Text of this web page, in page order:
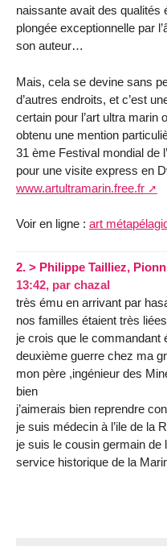
naissante avait des qualités
plongée exceptionnelle par
son auteur…
Mais, cela se devine sans
d’autres endroits, et c’est
certain pour l’art ultra marin
obtenu une mention
31 ème Festival mondial de
pour une visite express en
www.artultramarin.free.fr
Voir en ligne : art
2. > Philippe Tailliez,
13:42, par chazal
très ému en arrivant par
nos familles étaient très
je crois que le commandant
deuxième guerre chez ma
mon père ,ingénieur des
bien
j’aimerais bien reprendre
je suis médecin à l’ile de la
je suis le cousin germain de
service historique de la